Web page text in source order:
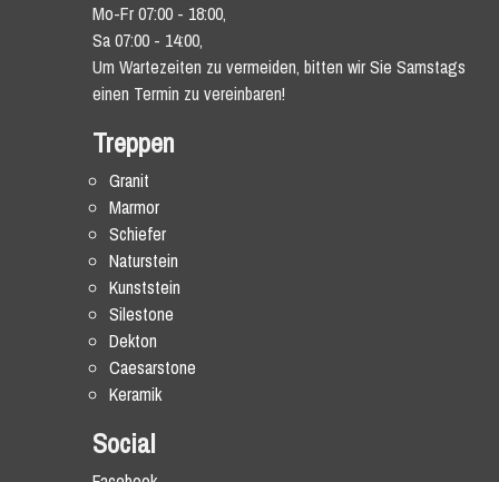
Mo-Fr 07:00 - 18:00,
Sa 07:00 - 14:00,
Um Wartezeiten zu vermeiden, bitten wir Sie Samstags
einen Termin zu vereinbaren!
Treppen
Granit
Marmor
Schiefer
Naturstein
Kunststein
Silestone
Dekton
Caesarstone
Keramik
Social